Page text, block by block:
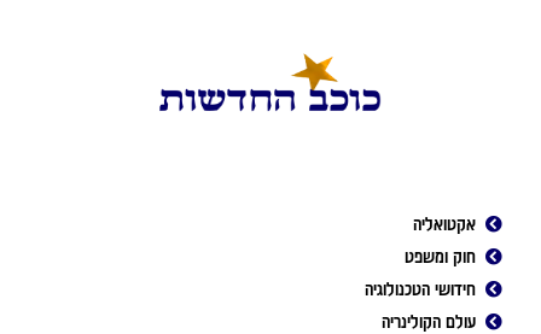
אקטואליה
חוק ומשפט
חידושי הטכנולוגיה
עולם הקולינריה